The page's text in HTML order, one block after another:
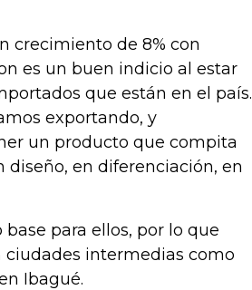
crecimiento de 8% con
es un buen indicio al estar
que están en el país.
exportando, y
un producto que compita
en diferenciación, en
para ellos, por lo que
intermedias como
Ibagué.